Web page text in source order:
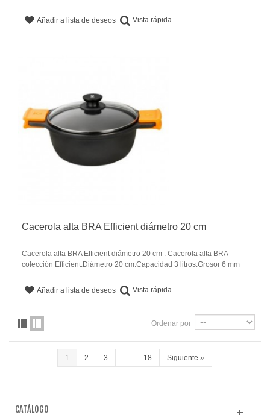
Añadir a lista de deseos Vista rápida
Cacerola alta BRA Efficient diámetro 20 cm
Cacerola alta BRA Efficient diámetro 20 cm . Cacerola alta BRA
colección Efficient.Diámetro 20 cm.Capacidad 3 litros.Grosor 6 mm
Añadir a lista de deseos Vista rápida
Ordenar por
1 2 3 18 Siguiente »
CATÁLOGO